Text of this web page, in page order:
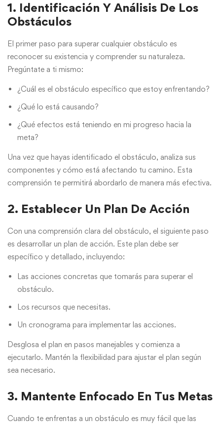
1. Identificación Y Análisis De Los
Obstáculos
El primer paso para superar cualquier obstáculo es
reconocer su existencia y comprender su naturaleza.
Pregúntate a ti mismo:
¿Cuál es el obstáculo específico que estoy enfrentando?
¿Qué lo está causando?
¿Qué efectos está teniendo en mi progreso hacia la
meta?
Una vez que hayas identificado el obstáculo, analiza sus
componentes y cómo está afectando tu camino. Esta
comprensión te permitirá abordarlo de manera más efectiva.
2. Establecer Un Plan De Acción
Con una comprensión clara del obstáculo, el siguiente paso
es desarrollar un plan de acción. Este plan debe ser
específico y detallado, incluyendo:
Las acciones concretas que tomarás para superar el
obstáculo.
Los recursos que necesitas.
Un cronograma para implementar las acciones.
Desglosa el plan en pasos manejables y comienza a
ejecutarlo. Mantén la flexibilidad para ajustar el plan según
sea necesario.
3. Mantente Enfocado En Tus Metas
Cuando te enfrentas a un obstáculo es muy fácil que las